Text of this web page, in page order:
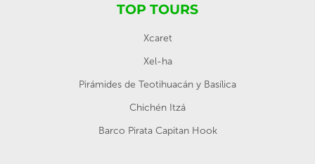
TOP TOURS
Xcaret
Xel-ha
Pirámides de Teotihuacán y Basílica
Chichén Itzá
Barco Pirata Capitan Hook